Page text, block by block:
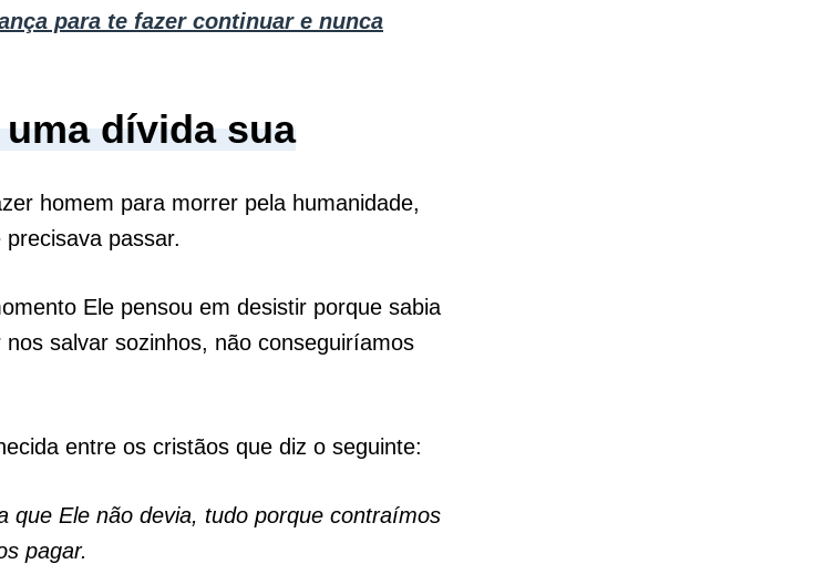
para te fazer continuar e nunca
dívida sua
homem para morrer pela humanidade,
passar.
Ele pensou em desistir porque sabia
salvar sozinhos, não conseguiríamos
entre os cristãos que diz o seguinte:
que Ele não devia, tudo porque contraímos
pagar.